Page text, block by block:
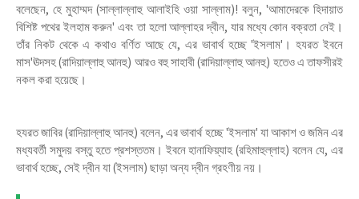
বলেছেন, হে মুহাম্মদ (সাল্লাল্লাহু আলাইহি ওয়া সাল্লাম)! বলুন, 'আমাদেরকে হিদায়াত
বিশিষ্ট পথের ইলহাম করুন' এবং তা হলো আল্লাহর দ্বীন, যার মধ্যে কোন বক্রতা নেই।
তাঁর নিকট থেকে এ কথাও বর্ণিত আছে যে, এর ভাবার্থ হচ্ছে 'ইসলাম'। হযরত ইবনে
মাস'ঊদসহ (রাদিয়াল্লাহু আনহু) আরও বহু সাহাবী (রাদিয়াল্লাহু আনহু) হতেও এ তাফসীরই
নকল করা হয়েছে।
হযরত জাবির (রাদিয়াল্লাহু আনহু) বলেন, এর ভাবার্থ হচ্ছে 'ইসলাম' যা আকাশ ও জমিন এর
মধ্যবর্তী সমুদয় বস্তু হতে প্রশস্ততম। ইবনে হানাফিয়্যাহ (রহিমাহুল্লাহ) বলেন যে, এর
ভাবার্থ হচ্ছে, সেই দ্বীন যা (ইসলাম) ছাড়া অন্য দ্বীন গ্রহণীয় নয়।